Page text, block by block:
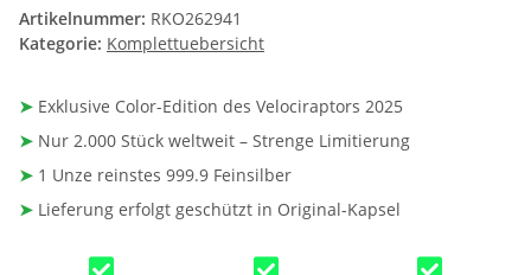
Artikelnummer: RKO262941
Kategorie: Komplettuebersicht
➤ Exklusive Color-Edition des Velociraptors 2025
➤ Nur 2.000 Stück weltweit – Strenge Limitierung
➤ 1 Unze reinstes 999.9 Feinsilber
➤ Lieferung erfolgt geschützt in Original-Kapsel